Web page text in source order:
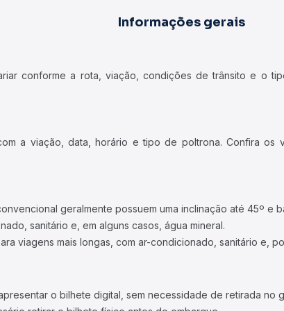
Informações gerais
conforme a rota, viação, condições de trânsito e o
a viação, data, horário e tipo de poltrona. Confira os
geralmente possuem uma inclinação até 45º e
sanitário e, em alguns casos, água mineral.
viagens mais longas, com ar-condicionado, sanitário e,
o bilhete digital, sem necessidade de retirada no